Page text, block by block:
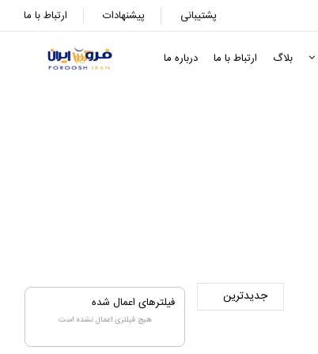
ارتباط با ما پیشنهادات پشتیبانی
بلاگ ارتباط با ما درباره ما
فیلترهای اعمال شده
هیچ فیلتری اعمال نشده است